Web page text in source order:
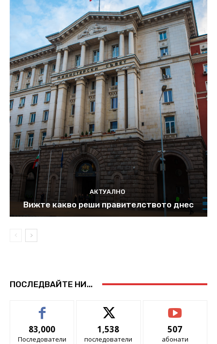
АКТУАЛНО
Вижте какво реши правителството днес
ПОСЛЕДВАЙТЕ НИ...
83,000
Последователи
1,538
последователи
507
абонати